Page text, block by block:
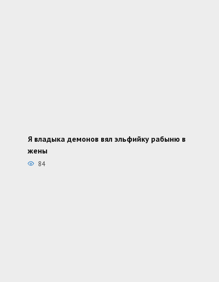
Я владыка демонов вял эльфийку рабыню в
жены
84